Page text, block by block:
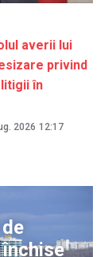
averii lui
privind
în
2026 12:17